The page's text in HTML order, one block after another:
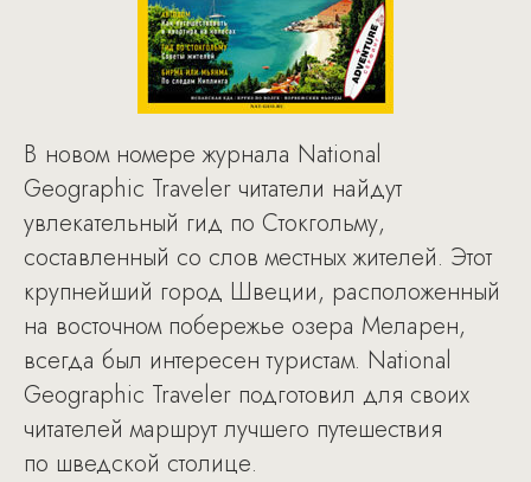
В новом номере журнала National
Geographic Traveler читатели найдут
увлекательный гид по Стокгольму,
составленный со слов местных жителей. Этот
крупнейший город Швеции, расположенный
на восточном побережье озера Меларен,
всегда был интересен туристам. National
Geographic Traveler подготовил для своих
читателей маршрут лучшего путешествия
по шведской столице.